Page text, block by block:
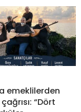
emeklilerden
“Dört